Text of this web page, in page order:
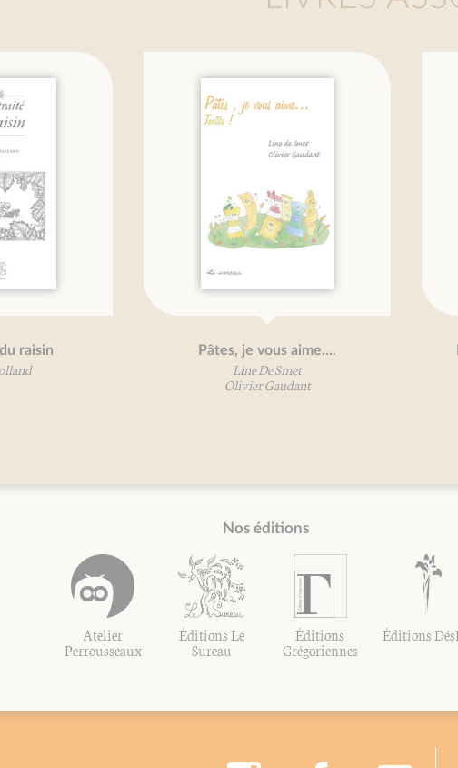
raisin Pâtes, je vous aime....
Line De Smet
Olivier Gaudant
Nos éditions
Atelier
Perrousseaux
Éditions Le
Sureau
Éditions
Grégoriennes
Éditions